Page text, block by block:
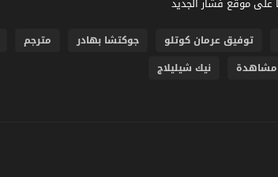
توفيق عرمان كوتلو جوكتشا بهادر مترجم
مشاهدة نيك شيليلاج